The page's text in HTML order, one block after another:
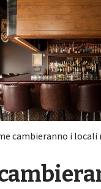
cambieranno i